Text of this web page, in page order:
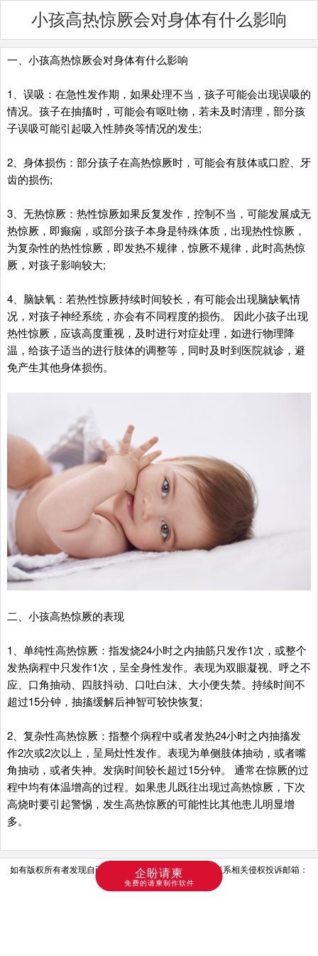
小孩高热惊厥会对身体有什么影响
一、小孩高热惊厥会对身体有什么影响
1、误吸：在急性发作期，如果处理不当，孩子可能会出现误吸的
情况。孩子在抽搐时，可能会有呕吐物，若未及时清理，部分孩
子误吸可能引起吸入性肺炎等情况的发生;
2、身体损伤：部分孩子在高热惊厥时，可能会有肢体或口腔、牙
齿的损伤;
3、无热惊厥：热性惊厥如果反复发作，控制不当，可能发展成无
热惊厥，即癫痫，或部分孩子本身是特殊体质，出现热性惊厥，
为复杂性的热性惊厥，即发热不规律，惊厥不规律，此时高热惊
厥，对孩子影响较大;
4、脑缺氧：若热性惊厥持续时间较长，有可能会出现脑缺氧情
况，对孩子神经系统，亦会有不同程度的损伤。 因此小孩子出现
热性惊厥，应该高度重视，及时进行对症处理，如进行物理降
温，给孩子适当的进行肢体的调整等，同时及时到医院就诊，避
免产生其他身体损伤。
二、小孩高热惊厥的表现
1、单纯性高热惊厥：指发烧24小时之内抽筋只发作1次，或整个
发热病程中只发作1次，呈全身性发作。表现为双眼凝视、呼之不
应、口角抽动、四肢抖动、口吐白沫、大小便失禁。持续时间不
超过15分钟，抽搐缓解后神智可较快恢复;
2、复杂性高热惊厥：指整个病程中或者发热24小时之内抽搐发
作2次或2次以上，呈局灶性发作。表现为单侧肢体抽动，或者嘴
角抽动，或者失神。发病时间较长超过15分钟。 通常在惊厥的过
程中均有体温增高的过程。如果患儿既往出现过高热惊厥，下次
高烧时要引起警惕，发生高热惊厥的可能性比其他患儿明显增
多。
如有版权所有者发现自己文章或图片等被使用，请及时联系相关侵权投诉邮箱：
企盼请柬
免费的请柬制作软件